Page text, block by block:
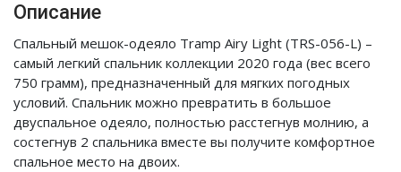
Описание
Спальный мешок-одеяло Tramp Airy Light (TRS-056-L) –
самый легкий спальник коллекции 2020 года (вес всего
750 грамм), предназначенный для мягких погодных
условий. Спальник можно превратить в большое
двуспальное одеяло, полностью расстегнув молнию, а
состегнув 2 спальника вместе вы получите комфортное
спальное место на двоих.